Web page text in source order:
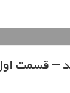
دنیای نشنال